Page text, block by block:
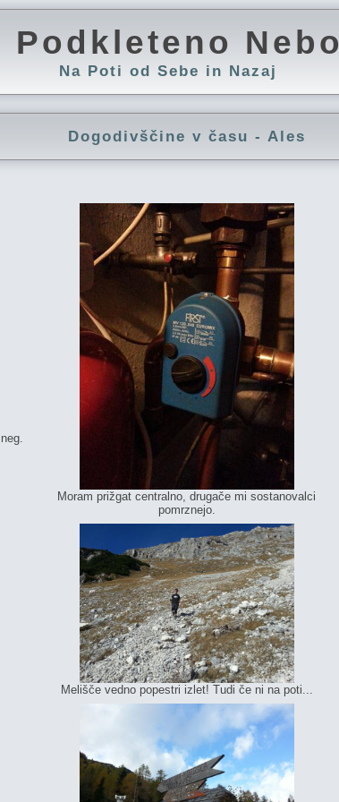
Podkleteno Nebo
Na Poti od Sebe in Nazaj
Dogodivščine v času - Ales
Moram prižgat centralno, drugače mi sostanovalci
pomrznejo.
Melišče vedno popestri izlet! Tudi če ni na poti...